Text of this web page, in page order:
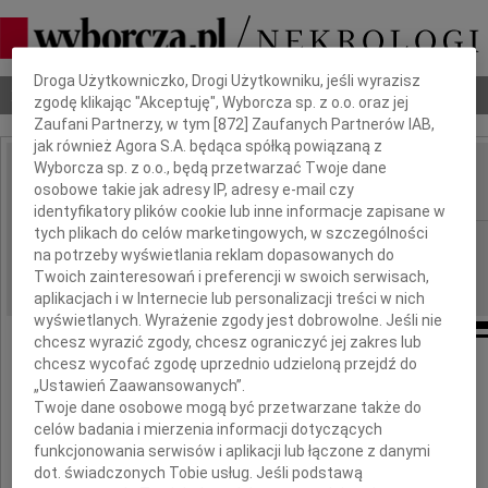
Nekrologi Odeszli Poradnik pogrzebowy
IMIĘ I NAZWISKO: Andrzej Przewoźnik
REGION: Warszawa, cała Polska
DATA EMISJI: 14.04.2010
We właściwym momencie,
przez opatrzność postawiony
czas swój dla Polski pięknie wykorzystał.
Dbamy o Twoją prywatność
Droga Użytkowniczko, Drogi Użytkowniku, jeśli wyrazisz
zgodę klikając "Akceptuję", Wyborcza sp. z o.o. oraz jej
Zaufani Partnerzy, w tym [872 ] Zaufanych Partnerów IAB,
jak również Agora S.A. będąca spółką powiązaną z
Wyborcza sp. z o.o., będą przetwarzać Twoje dane
osobowe takie jak adresy IP, adresy e-mail czy
identyfikatory plików cookie lub inne informacje zapisane w
tych plikach do celów marketingowych, w szczególności
na potrzeby wyświetlania reklam dopasowanych do
Twoich zainteresowań i preferencji w swoich serwisach,
aplikacjach i w Internecie lub personalizacji treści w nich
wyświetlanych. Wyrażenie zgody jest dobrowolne. Jeśli nie
chcesz wyrazić zgody, chcesz ograniczyć jej zakres lub
chcesz wycofać zgodę uprzednio udzieloną przejdź do
„Ustawień Zaawansowanych”.
Twoje dane osobowe mogą być przetwarzane także do
celów badania i mierzenia informacji dotyczących
funkcjonowania serwisów i aplikacji lub łączone z danymi
dot. świadczonych Tobie usług. Jeśli podstawą